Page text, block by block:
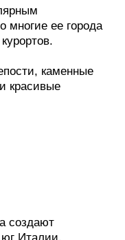
многие ее города
каменные
красивые
создают
юг Италии.